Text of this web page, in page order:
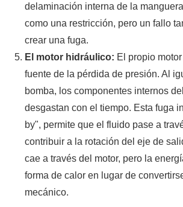
delaminación interna de la
como una restricción, pero un fallo
crear una fuga.
El motor hidráulico: El propio
fuente de la pérdida de presión. Al
bomba, los componentes internos
desgastan con el tiempo. Esta fuga
by", permite que el fluido pase a
contribuir a la rotación del eje de
cae a través del motor, pero la
forma de calor en lugar de
mecánico.